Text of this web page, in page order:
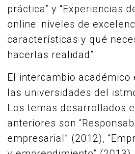
práctica” y “Experiencias
online: niveles de
características y qué
hacerlas realidad”.
El intercambio académico
las universidades del
Los temas desarrollados
anteriores son
empresarial” (2012),